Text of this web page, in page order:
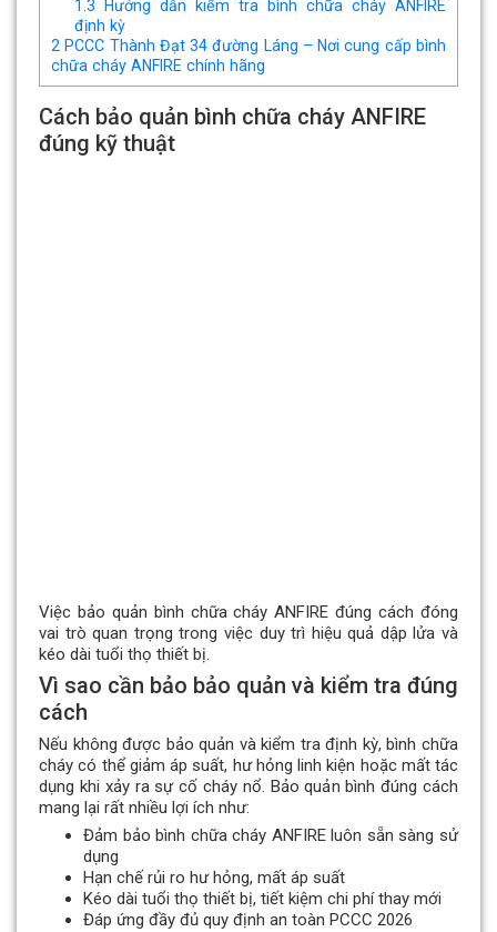
1.3 Hướng dẫn kiểm tra bình chữa cháy ANFIRE
định kỳ
2 PCCC Thành Đạt 34 đường Láng – Nơi cung cấp bình
chữa cháy ANFIRE chính hãng
Cách bảo quản bình chữa cháy ANFIRE
đúng kỹ thuật
Việc bảo quản bình chữa cháy ANFIRE đúng cách đóng
vai trò quan trọng trong việc duy trì hiệu quả dập lửa và
kéo dài tuổi thọ thiết bị.
Vì sao cần bảo bảo quản và kiểm tra đúng
cách
Nếu không được bảo quản và kiểm tra định kỳ, bình chữa
cháy có thể giảm áp suất, hư hỏng linh kiện hoặc mất tác
dụng khi xảy ra sự cố cháy nổ. Bảo quản bình đúng cách
mang lại rất nhiều lợi ích như:
Đảm bảo bình chữa cháy ANFIRE luôn sẵn sàng sử
dụng
Hạn chế rủi ro hư hỏng, mất áp suất
Kéo dài tuổi thọ thiết bị, tiết kiệm chi phí thay mới
Đáp ứng đầy đủ quy định an toàn PCCC 2026